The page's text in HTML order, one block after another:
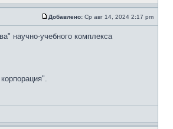
Добавлено: Ср авг 14, 2024 2:17 pm
научно-учебного комплекса